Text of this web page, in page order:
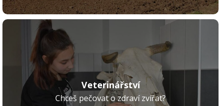
Veterinářství
Chceš pečovat o zdraví zvířat?